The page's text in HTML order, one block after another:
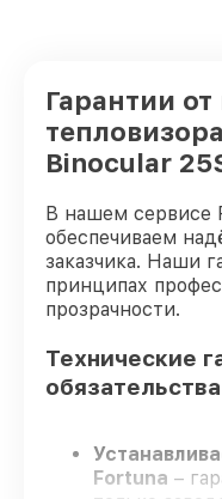
Гарантии
Binocular
В нашем сервисе
обеспечиваем
заказчика. Наши
принципах
прозрачности.
Технические
обязательства
Fortuna –